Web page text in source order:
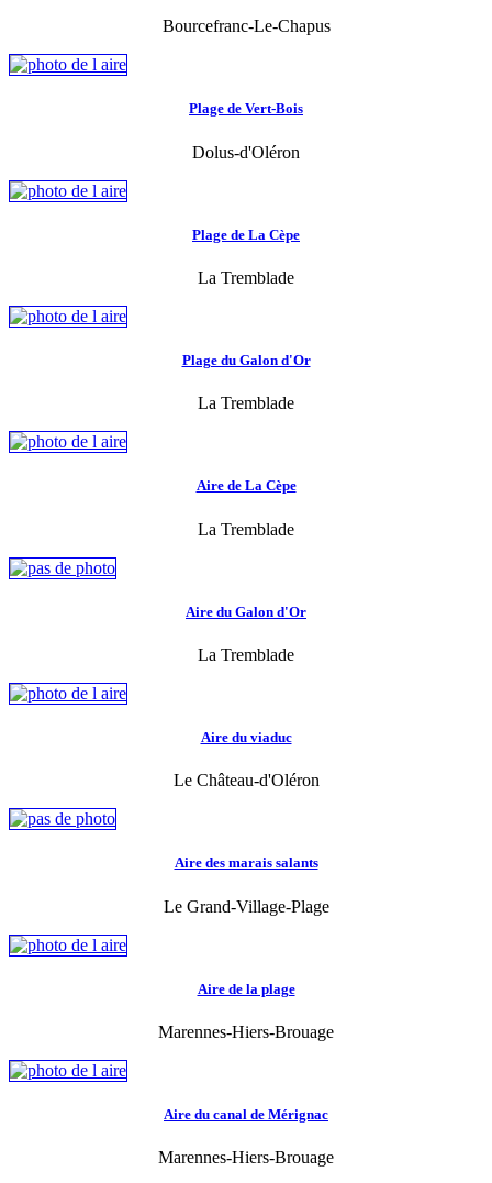
Bourcefranc-Le-Chapus
Plage de Vert-Bois
Dolus-d'Oléron
Plage de La Cèpe
La Tremblade
Plage du Galon d'Or
La Tremblade
Aire de La Cèpe
La Tremblade
Aire du Galon d'Or
La Tremblade
Aire du viaduc
Le Château-d'Oléron
Aire des marais salants
Le Grand-Village-Plage
Aire de la plage
Marennes-Hiers-Brouage
Aire du canal de Mérignac
Marennes-Hiers-Brouage